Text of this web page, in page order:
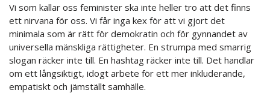
Vi som kallar oss feminister ska inte heller tro att det finns
ett nirvana för oss. Vi får inga kex för att vi gjort det
minimala som är rätt för demokratin och för gynnandet av
universella mänskliga rättigheter. En strumpa med smarrig
slogan räcker inte till. En hashtag räcker inte till. Det handlar
om ett långsiktigt, idogt arbete för ett mer inkluderande,
empatiskt och jämställt samhälle.